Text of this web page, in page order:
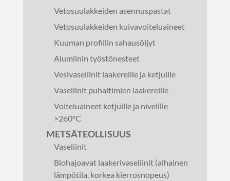
Vetosuulakkeiden asennuspastat
Vetosuulakkeiden kuivavoiteluaineet
Kuuman profiilin sahausöljyt
Alumiinin työstönesteet
Vesivaseliinit laakereille ja ketjuille
Vaseliinit puhaltimien laakereille
Voiteluaineet ketjuille ja nivelille
>260°C
METSÄTEOLLISUUS
Vaseliinit
Biohajoavat laakerivaseliinit (alhainen
lämpötila, korkea kierrosnopeus)